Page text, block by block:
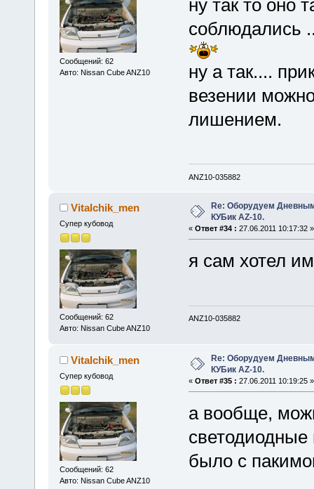
Сообщений: 62
Авто: Nissan Cube ANZ10
ну так то оно
соблюдались
ну а так....
везении
лишением.
ANZ10-035882
Vitalchik_men
Супер кубовод
Сообщений: 62
Авто: Nissan Cube ANZ10
Re: Оборудуем
КУБик AZ-10.
« Ответ #34 : 27.06.2011 10:17:32 »
я сам хотел
ANZ10-035882
Vitalchik_men
Супер кубовод
Сообщений: 62
Авто: Nissan Cube ANZ10
Re: Оборудуем
КУБик AZ-10.
« Ответ #35 : 27.06.2011 10:19:25 »
а вообще,
светодиодные
было с